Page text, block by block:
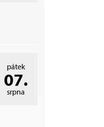
pátek
07.
srpna